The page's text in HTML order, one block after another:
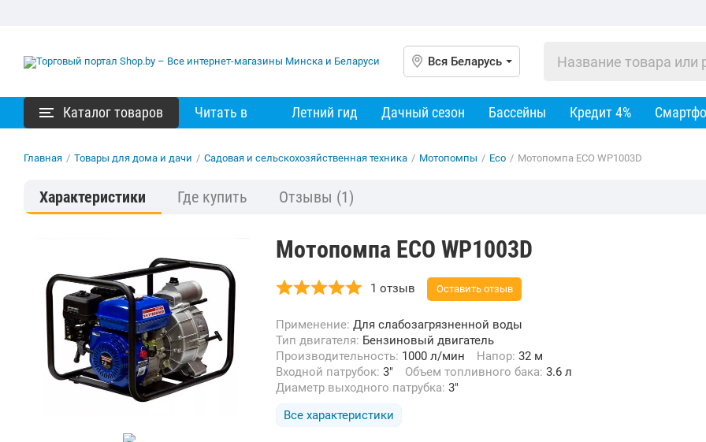
Вся Беларусь
Каталог товаров Читать в Летний гид Дачный сезон Бассейны Кредит 4%
Главная / Товары для дома и дачи / Садовая и сельскохозяйственная техника / Мотопомпы / Eco / Мотопомпа ECO WP1003D
Характеристики Где купить Отзывы (1)
Мотопомпа ECO WP1003D
1 отзыв Оставить отзыв
Применение: Для слабозагрязненной воды
Тип двигателя: Бензиновый двигатель
Производительность: 1000 л/мин Напор: 32 м
Входной патрубок: 3" Объем топливного бака: 3.6 л
Диаметр выходного патрубка: 3"
Все характеристики